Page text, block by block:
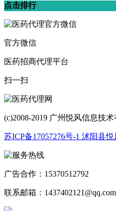
点击排行
官方微信
医药招商代理平台
扫一扫
(c)2008-2019 广州悦风信息技
苏ICP备17057276号-1 沭阳县
广告合作：15370512792
联系邮箱：1437402121@qq.com